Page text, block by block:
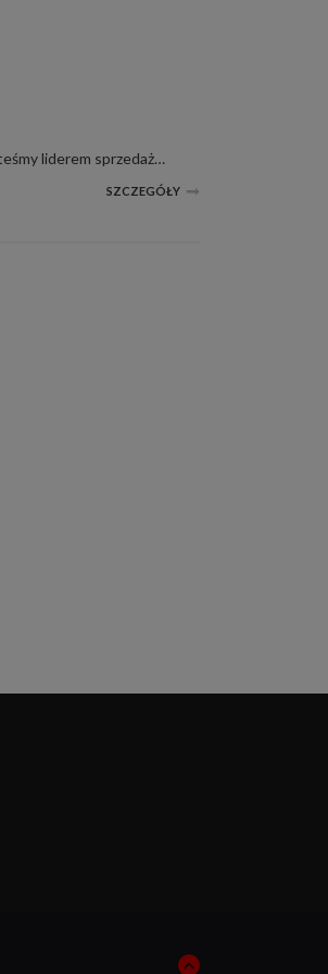
527 tys. km, Witajcie w Poleasingowe.pl Sp. z .o.o. ! Jesteśmy liderem sprzedaży samochodów poleasingowych, poflotowych i powindykacyjnych. Mamy dla was świetną okazję! Zobaczcie FORD F-MAX wraz z raportami stanu technicznego. W razie jakichkolw...
SZCZEGÓŁY